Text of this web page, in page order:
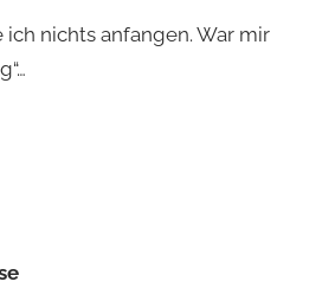
nichts anfangen. War mir